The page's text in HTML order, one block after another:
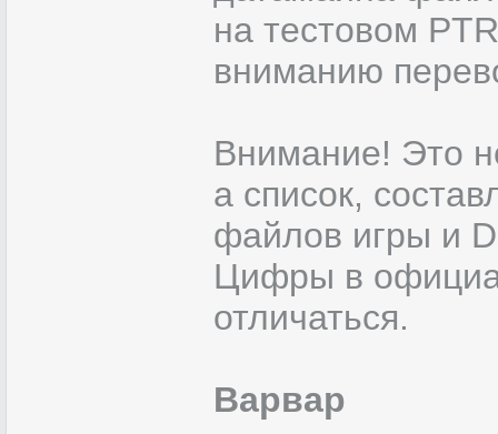
на тестовом
вниманию
Внимание! Это
а список,
файлов игры и
Цифры в
отличаться.
Варвар